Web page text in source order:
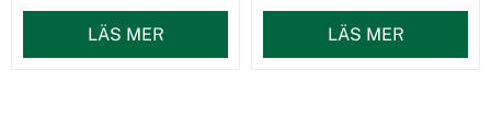
LÄS MER LÄS MER